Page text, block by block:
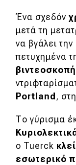
Κόσμος
Τεχνολογία
Ασφάλεια
Αγορά
Απόψεις
Test Drive
Δοκιμή
Ένα σχεδόν
μετά τη
να βγάλει την
πετυχημένα
Portland ,
Το γύρισμα
ο Tuerck
εσωτερικό